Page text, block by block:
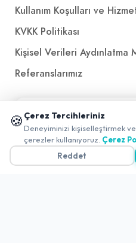
Kullanım Koşulları ve
KVKK Politikası
Kişisel Verileri Aydınlatma
Referanslarımız
İletişim
E-Posta
Dokuz Eylül Üniversitesi
Doğuş Cad. No:207 Z İç
🍪 Çerez Tercihleriniz
Deneyiminizi kişiselleştirmek
çerezler kullanıyoruz. Çerez
Reddet
📱 Mobil uygulamamızı